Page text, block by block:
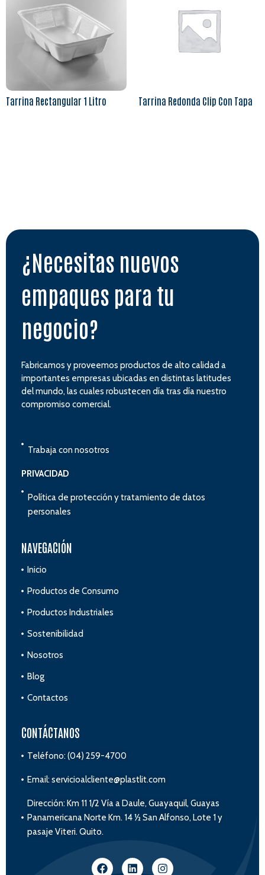
Tarrina Rectangular 1 Litro Tarrina Redonda Clip Con Tapa
¿Necesitas nuevos
empaques para tu
negocio?
Fabricamos y proveemos productos de alto calidad a
importantes empresas ubicadas en distintas latitudes
del mundo, las cuales robustecen día tras día nuestro
compromiso comercial.
Trabaja con nosotros
PRIVACIDAD
Política de protección y tratamiento de datos
personales
NAVEGACIÓN
Inicio
Productos de Consumo
Productos Industriales
Sostenibilidad
Nosotros
Blog
Contactos
CONTÁCTANOS
Teléfono: (04) 259-4700
Email: servicioalcliente@plastlit.com
Dirección: Km 11 1/2 Vía a Daule, Guayaquil, Guayas
Panamericana Norte Km. 14 ½ San Alfonso, Lote 1 y
pasaje Viteri. Quito.